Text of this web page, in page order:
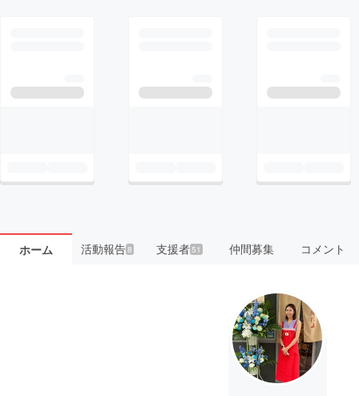
ホーム 活動報告8 支援者51 仲間募集 コメント